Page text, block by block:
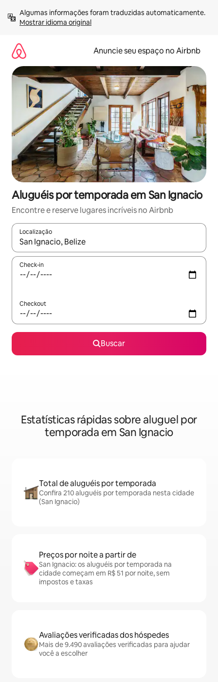
para
Mostrar idioma original
Anuncie seu espaço no Airbnb
Aluguéis por temporada em San Ignacio
Encontre e reserve lugares incríveis no Airbnb
Localização
Quando os resultados estiverem disponíveis, explore-os
Check-in
Checkout
Buscar
Estatísticas rápidas sobre aluguel por
temporada em San Ignacio
Total de aluguéis por temporada
Confira 210 aluguéis por temporada nesta cidade
(San Ignacio)
Preços por noite a partir de
San Ignacio: os aluguéis por temporada na
cidade começam em R$ 51 por noite, sem
impostos e taxas
Avaliações verificadas dos hóspedes
Mais de 9.490 avaliações verificadas para ajudar
você a escolher